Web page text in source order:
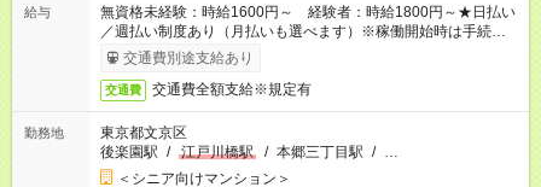
給与
無資格未経験：時給1600円～ 経験者：時給1800円～★日払い
／週払い制度あり（月払いも選べます）※稼働開始時は手続き完
了次第のお支払いとなります。
交通費別途支給あり
交通費 交通費全額支給※規定有
勤務地
東京都文京区
後楽園駅 / 江戸川橋駅 / 本郷三丁目駅 / …
＜シニア向けマンション＞